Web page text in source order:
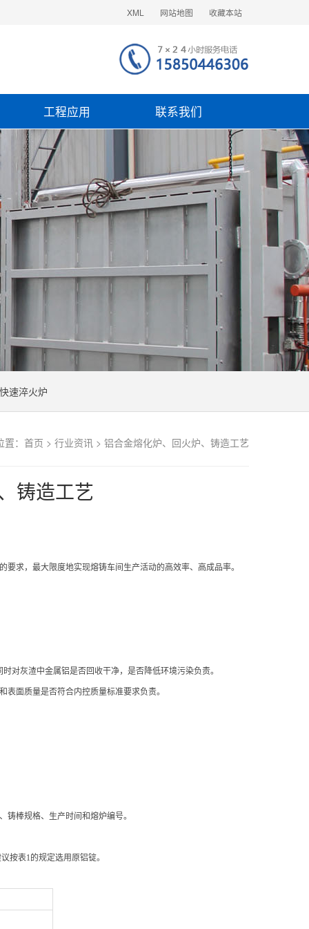
XML 网站地图 收藏本站
工程应用 联系我们
速淬火炉
： 首页 > 行业资讯> 铝合金熔化炉、回火炉、铸造工艺
铸造工艺
求，最大限度地实现熔铸车间生产活动的高效率、高成品率。
对灰渣中金属铝是否回收干净，是否降低环境污染负责。
面质量是否符合内控质量标准要求负责。
铸棒规格、生产时间和熔炉编号。
按表1的规定选用原铝锭。